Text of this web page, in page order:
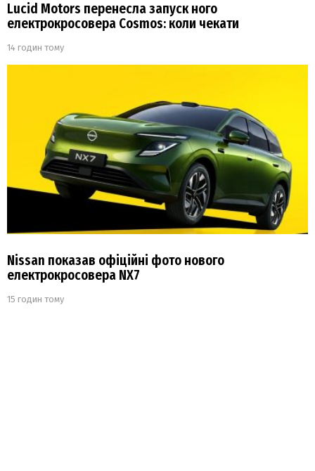
Lucid Motors перенесла запуск ного
електрокросовера Cosmos: коли чекати
14 годин тому
Nissan показав офіційні фото нового
електрокросовера NX7
15 годин тому